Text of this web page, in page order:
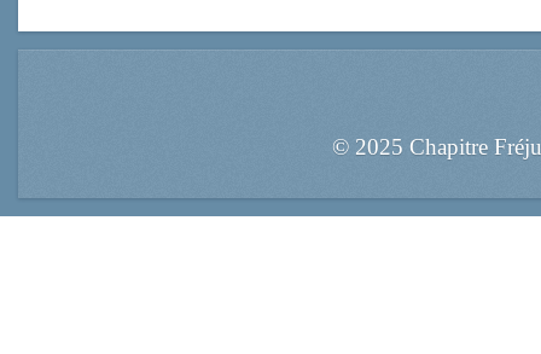
© 2025 Chapitre